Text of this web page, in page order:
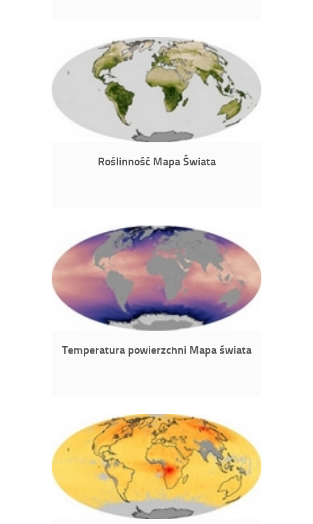
Roślinność Mapa Świata
Temperatura powierzchni Mapa świata